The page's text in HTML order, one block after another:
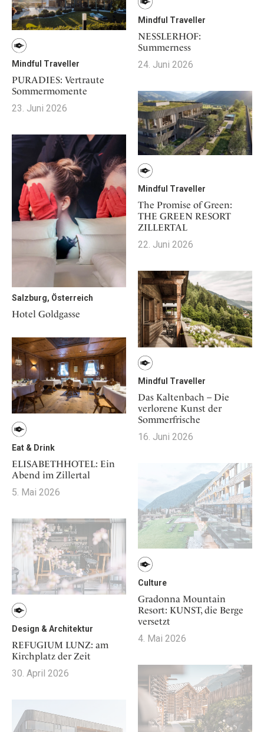
Mindful Traveller
NESSLERHOF:
Summerness
24. Juni 2026
Mindful Traveller
PURADIES: Vertraute
Sommermomente
23. Juni 2026
Mindful Traveller
The Promise of Green:
THE GREEN RESORT
ZILLERTAL
22. Juni 2026
Salzburg, Österreich
Hotel Goldgasse
Mindful Traveller
Das Kaltenbach – Die
verlorene Kunst der
Sommerfrische
16. Juni 2026
Eat & Drink
ELISABETHHOTEL: Ein
Abend im Zillertal
5. Mai 2026
Culture
Gradonna Mountain
Resort: KUNST, die Berge
versetzt
4. Mai 2026
Design & Architektur
REFUGIUM LUNZ: am
Kirchplatz der Zeit
30. April 2026